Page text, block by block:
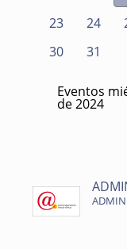
23
24
30
31
Eventos
de 2024